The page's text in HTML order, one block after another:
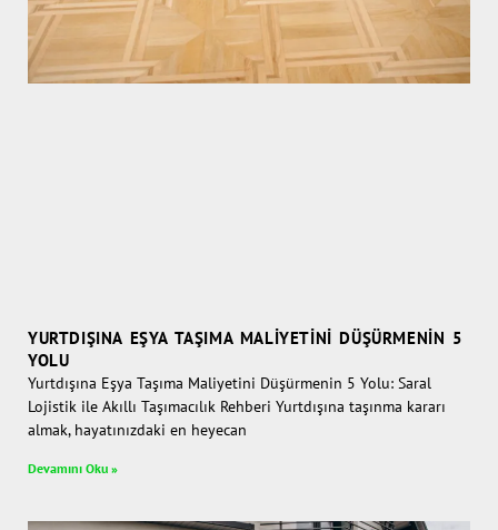
YURTDIŞINA EŞYA TAŞIMA MALIYETINI DÜŞÜRMENIN 5
YOLU
Yurtdışına Eşya Taşıma Maliyetini Düşürmenin 5 Yolu: Saral
Lojistik ile Akıllı Taşımacılık Rehberi Yurtdışına taşınma kararı
almak, hayatınızdaki en heyecan
Devamını Oku »